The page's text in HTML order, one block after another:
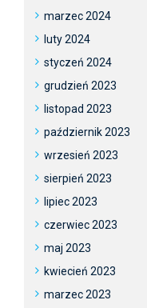
marzec 2024
luty 2024
styczeń 2024
grudzień 2023
listopad 2023
październik 2023
wrzesień 2023
sierpień 2023
lipiec 2023
czerwiec 2023
maj 2023
kwiecień 2023
marzec 2023